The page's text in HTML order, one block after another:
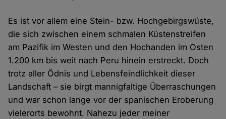
Es ist vor allem eine Stein- bzw. Hochgebirgswüste,
die sich zwischen einem schmalen Küstenstreifen
am Pazifik im Westen und den Hochanden im Osten
1.200 km bis weit nach Peru hinein erstreckt. Doch
trotz aller Ödnis und Lebensfeindlichkeit dieser
Landschaft – sie birgt mannigfaltige Überraschungen
und war schon lange vor der spanischen Eroberung
vielerorts bewohnt. Nahezu jeder meiner